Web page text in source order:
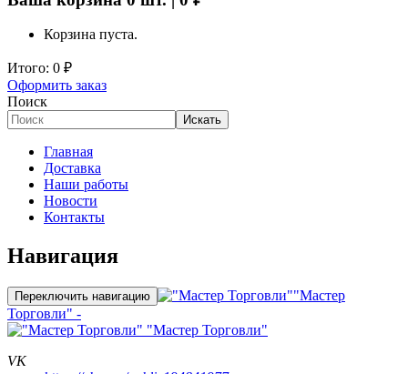
Корзина пуста.
Итого: 0 ₽
Оформить заказ
Поиск
Искать
Главная
Доставка
Наши работы
Новости
Контакты
Навигация
Переключить навигацию
"Мастер
Торговли" -
"Мастер Торговли"
VK